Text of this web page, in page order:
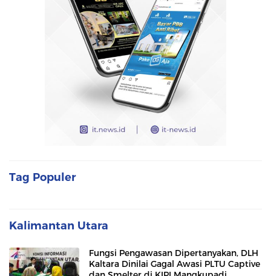
Tag Populer
Kalimantan Utara
Fungsi Pengawasan Dipertanyakan, DLH
Kaltara Dinilai Gagal Awasi PLTU Captive